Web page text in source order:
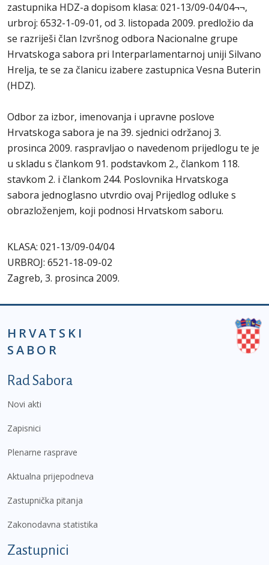
zastupnika HDZ-a dopisom klasa: 021-13/09-04/04¬¬,
urbroj: 6532-1-09-01, od 3. listopada 2009. predložio da
se razriješi član Izvršnog odbora Nacionalne grupe
Hrvatskoga sabora pri Interparlamentarnoj uniji Silvano
Hrelja, te se za članicu izabere zastupnica Vesna Buterin
(HDZ).
Odbor za izbor, imenovanja i upravne poslove
Hrvatskoga sabora je na 39. sjednici održanoj 3.
prosinca 2009. raspravljao o navedenom prijedlogu te je
u skladu s člankom 91. podstavkom 2., člankom 118.
stavkom 2. i člankom 244. Poslovnika Hrvatskoga
sabora jednoglasno utvrdio ovaj Prijedlog odluke s
obrazloženjem, koji podnosi Hrvatskom saboru.
KLASA: 021-13/09-04/04
URBROJ: 6521-18-09-02
Zagreb, 3. prosinca 2009.
HRVATSKI
SABOR
Podnožje prvi izbornik
Rad Sabora
Novi akti
Zapisnici
Plenarne rasprave
Aktualna prijepodneva
Zastupnička pitanja
Zakonodavna statistika
Zastupnici